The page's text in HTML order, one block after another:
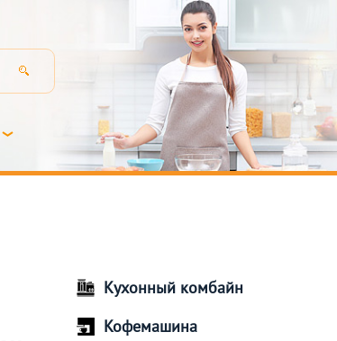
Кухонный комбайн
Кофемашина